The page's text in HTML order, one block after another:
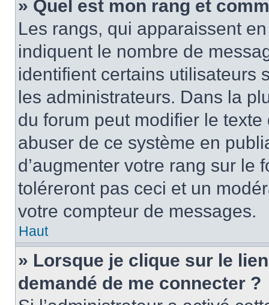
» Quel est mon rang et
Les rangs, qui apparaissent
indiquent le nombre de
identifient certains utilisateurs
les administrateurs. Dans la
du forum peut modifier le
abuser de ce système en
d’augmenter votre rang sur le
toléreront pas ceci et un
votre compteur de messages.
Haut
» Lorsque je clique sur le
demandé de me connecter ?